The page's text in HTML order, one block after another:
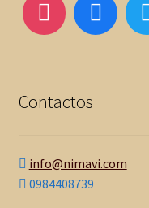
Contactos
info@nimavi.com
0984408739